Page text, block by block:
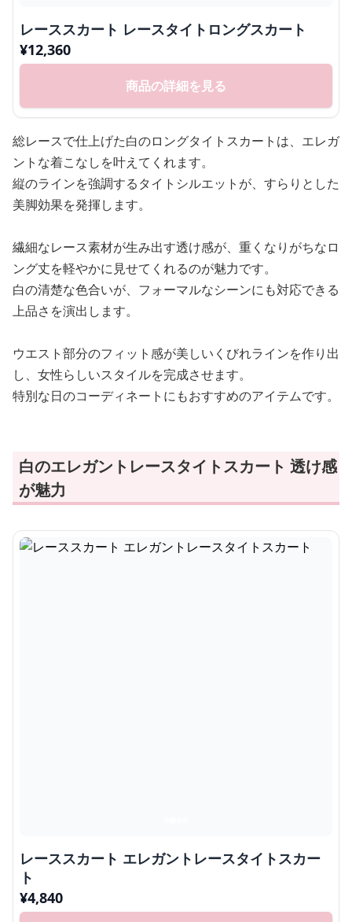
レーススカート レースタイトロングスカート
¥12,360
商品の詳細を見る
総レースで仕上げた白のロングタイトスカートは、エレガ
ントな着こなしを叶えてくれます。
縦のラインを強調するタイトシルエットが、すらりとした
美脚効果を発揮します。
繊細なレース素材が生み出す透け感が、重くなりがちなロ
ング丈を軽やかに見せてくれるのが魅力です。
白の清楚な色合いが、フォーマルなシーンにも対応できる
上品さを演出します。
ウエスト部分のフィット感が美しいくびれラインを作り出
し、女性らしいスタイルを完成させます。
特別な日のコーディネートにもおすすめのアイテムです。
白のエレガントレースタイトスカート 透け感
が魅力
レーススカート エレガントレースタイトスカー
ト
¥4,840